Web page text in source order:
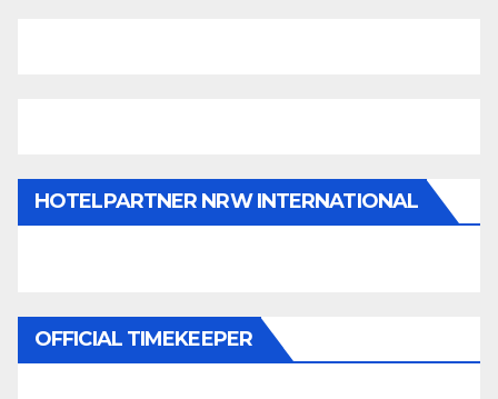
HOTELPARTNER NRW INTERNATIONAL
OFFICIAL TIMEKEEPER